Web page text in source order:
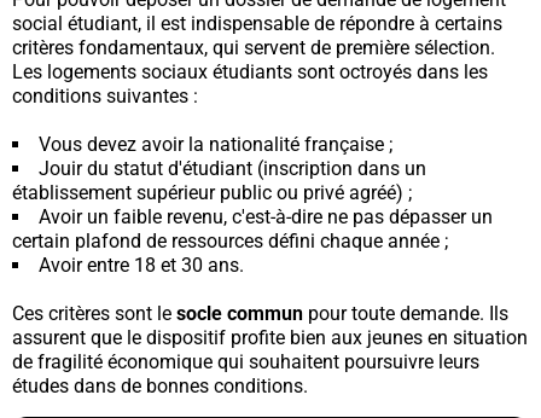
social étudiant, il est indispensable de répondre à certains
critères fondamentaux, qui servent de première sélection.
Les logements sociaux étudiants sont octroyés dans les
conditions suivantes :
Vous devez avoir la nationalité française ;
Jouir du statut d'étudiant (inscription dans un
établissement supérieur public ou privé agréé) ;
Avoir un faible revenu, c'est-à-dire ne pas dépasser un
certain plafond de ressources défini chaque année ;
Avoir entre 18 et 30 ans.
Ces critères sont le socle commun pour toute demande. Ils
assurent que le dispositif profite bien aux jeunes en situation
de fragilité économique qui souhaitent poursuivre leurs
études dans de bonnes conditions.